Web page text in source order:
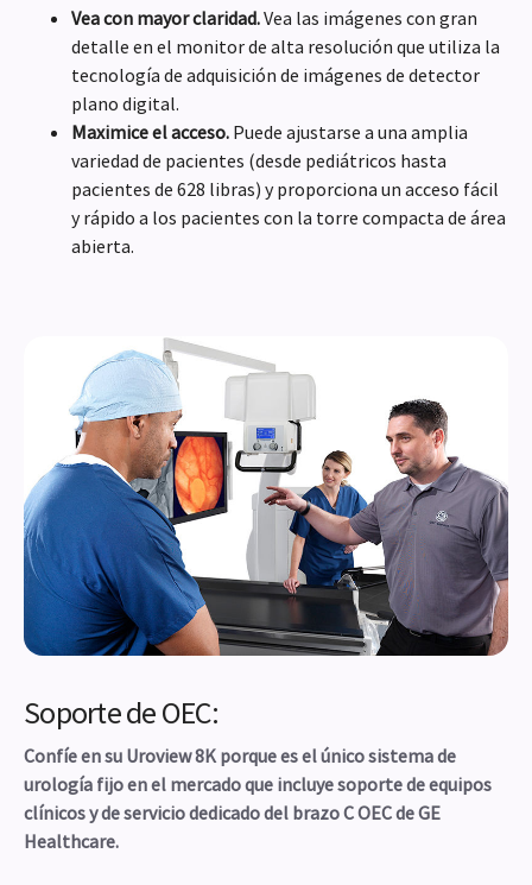
Vea con mayor claridad.Vea las imágenes con gran
detalle en el monitor de alta resolución que utiliza la
tecnología de adquisición de imágenes de detector
plano digital.
Maximice el acceso. Puede ajustarse a una amplia
variedad de pacientes (desde pediátricos hasta
pacientes de 628 libras) y proporciona un acceso fácil
y rápido a los pacientes con la torre compacta de área
abierta.
Soporte de OEC:
Confíe en su Uroview 8K porque es el único sistema de
urología fijo en el mercado que incluye soporte de equipos
clínicos y de servicio dedicado del brazo C OEC de GE
Healthcare.